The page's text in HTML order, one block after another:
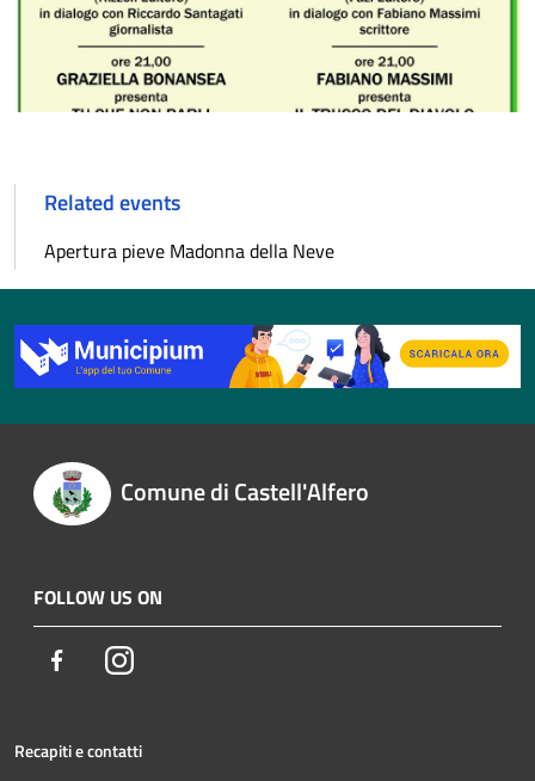
Related events
Apertura pieve Madonna della Neve
Comune di Castell'Alfero
FOLLOW US ON
FacebookInstagram
Recapiti e contatti